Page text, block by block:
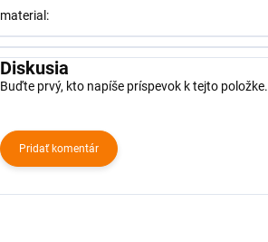
material :
Diskusia
Buďte prvý, kto napíše príspevok k tejto položke.
Pridať komentár